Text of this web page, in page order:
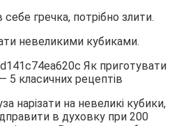
гречка, потрібно злити.
невеликими кубиками.
нарізати на невеликі кубики,
в духовку при 200